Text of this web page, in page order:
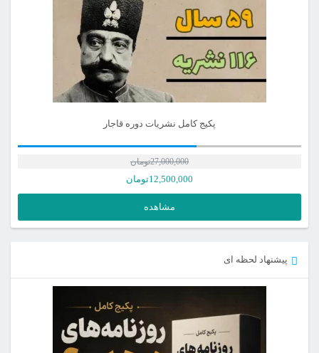
پکیج کامل نشریات دوره قاجار
27,000,000تومان
12,500,000تومان
مشاهده
پیشنهاد لحظه ای